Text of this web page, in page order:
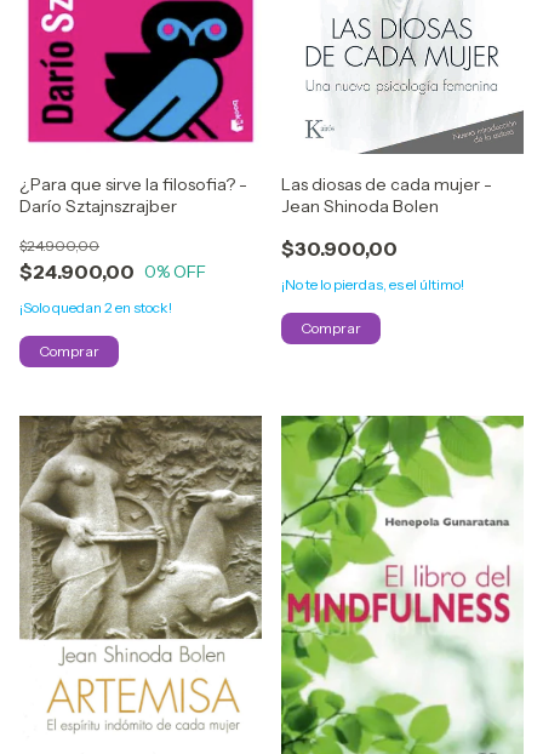
¿Para que sirve la filosofia? -
Darío Sztajnszrajber
$24.900,00
$24.900,00
0% OFF
¡Solo quedan 2en stock!
Las diosas de cada mujer -
Jean Shinoda Bolen
$30.900,00
¡No te lo pierdas, es el último!